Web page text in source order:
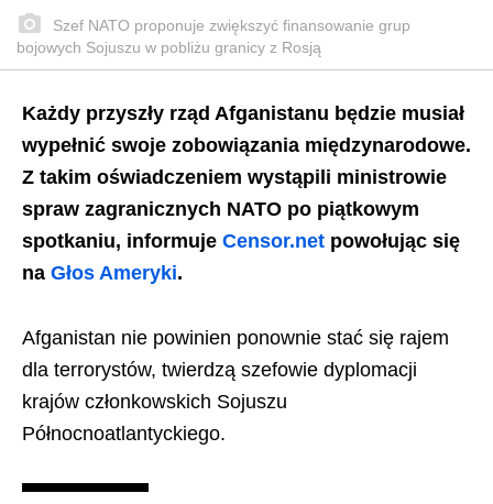
Szef NATO proponuje zwiększyć finansowanie grup
bojowych Sojuszu w pobliżu granicy z Rosją
Każdy przyszły rząd Afganistanu będzie musiał
wypełnić swoje zobowiązania międzynarodowe.
Z takim oświadczeniem wystąpili ministrowie
spraw zagranicznych NATO po piątkowym
spotkaniu, informuje Censor.net powołując się
na Głos Ameryki.
Afganistan nie powinien ponownie stać się rajem
dla terrorystów, twierdzą szefowie dyplomacji
krajów członkowskich Sojuszu
Północnoatlantyckiego.